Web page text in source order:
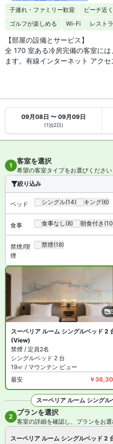
子連れ・ファミリー歓迎 ビーチ近く
ゴルフが楽しめる
Wi-Fi レスト
【部屋の設備とサービス】
全 170 室ある冷房完備の客室に
ます。有線インターネット アク
るほか、デジタルの番組をご覧
09月08日 〜 09月09日
(1泊2日)
1
客室を選択
希望の客室タイプをお選びください
絞り込み
ベッド シングル(14) キング(6)
食事 食事なし (8) 朝食付き
禁煙/喫
煙
禁煙(18)
スーペリア ルーム シングルベッド 2
(View)
禁煙 / 定員2名
シングルベッド 2 台
19㎡ / マウンテン ビュー
最安
￥
スーペリア ルーム シング
2 プランを選択
客室の詳細を確認し、プランをお
スーペリア ルーム シングルベッド 2